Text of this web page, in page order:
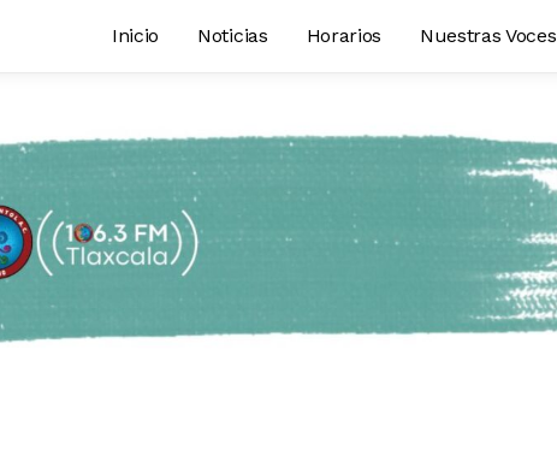
Inicio Noticias Horarios Nuestras Voces